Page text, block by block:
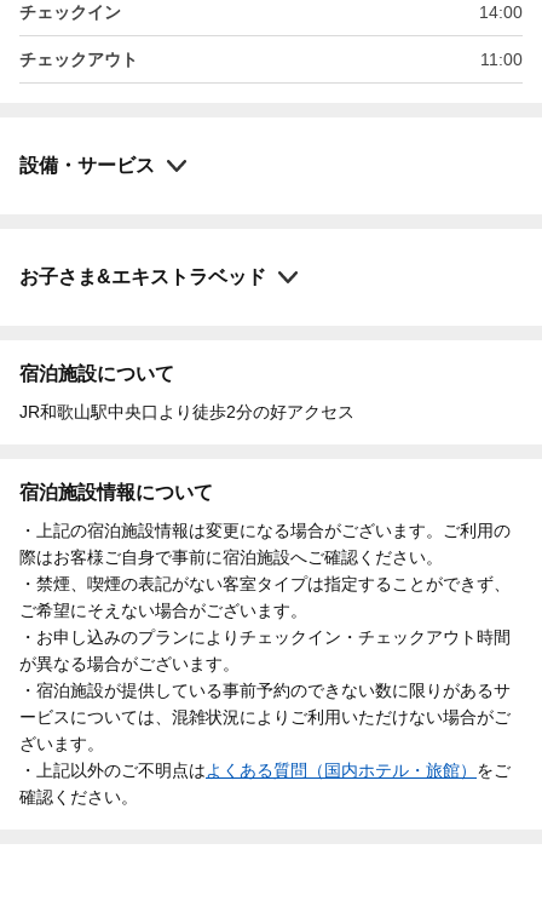
チェックイン 14:00
チェックアウト 11:00
設備・サービス
お子さま&エキストラベッド
宿泊施設について
JR和歌山駅中央口より徒歩2分の好アクセス
宿泊施設情報について
・上記の宿泊施設情報は変更になる場合がございます。ご利用の
際はお客様ご自身で事前に宿泊施設へご確認ください。
・禁煙、喫煙の表記がない客室タイプは指定することができず、
ご希望にそえない場合がございます。
・お申し込みのプランによりチェックイン・チェックアウト時間
が異なる場合がございます。
・宿泊施設が提供している事前予約のできない数に限りがあるサ
ービスについては、混雑状況によりご利用いただけない場合がご
ざいます。
・上記以外のご不明点はよくある質問（国内ホテル・旅館） をご
確認ください。